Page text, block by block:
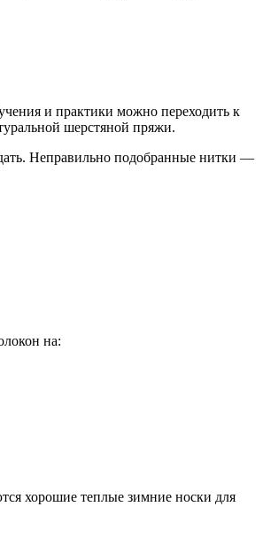
и практики можно переходить к
шерстяной пряжи.
Неправильно подобранные нитки —
на:
хорошие теплые зимние носки для